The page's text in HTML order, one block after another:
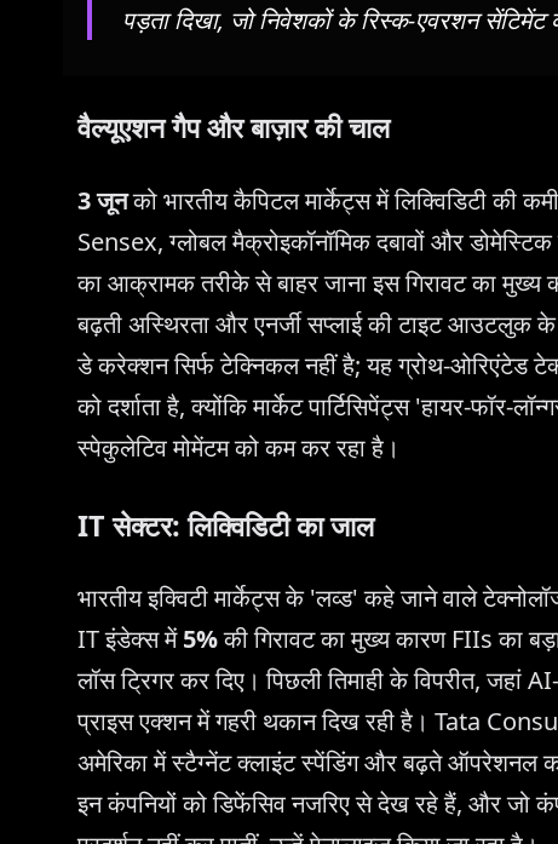
पड़ता दिखा, जो निवेशकों के रिस्क-एवरशन
वैल्यूएशन गैप और बाज़ार की चाल
3 जूनको भारतीय कैपिटल मार्केट्स में लिक्विडिटी की
Sensex, ग्लोबल मैक्रोइकॉनॉमिक दबावों और
का आक्रामक तरीके से बाहर जाना इस गिरावट का मुख्य
बढ़ती अस्थिरता और एनर्जी सप्लाई की टाइट आउटलुक
डे करेक्शन सिर्फ टेक्निकल नहीं है; यह ग्रोथ-ओरिएंटेड
को दर्शाता है, क्योंकि मार्केट पार्टिसिपेंट्स 'हायर-
स्पेकुलेटिव मोमेंटम को कम कर रहा है।
IT सेक्टर: लिक्विडिटी का जाल
भारतीय इक्विटी मार्केट्स के 'लव्ड' कहे जाने वाले
IT इंडेक्स में5%की गिरावट का मुख्य कारण FIIs का
लॉस ट्रिगर कर दिए। पिछली तिमाही के विपरीत, जहां
प्राइस एक्शन में गहरी थकान दिख रही है। Tata
अमेरिका में स्टैग्नेंट क्लाइंट स्पेंडिंग और बढ़ते ऑपरेशनल
इन कंपनियों को डिफेंसिव नजरिए से देख रहे हैं, और जो